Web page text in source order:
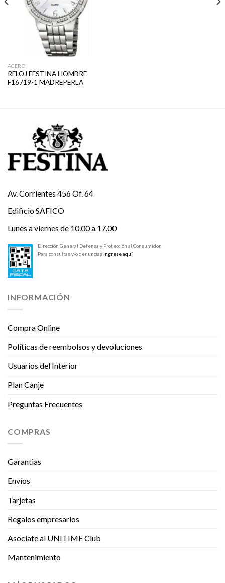
ACERO
RELOJ FESTINA HOMBRE
F16719-1 MADREPERLA
Av. Corrientes 456 Of. 64
Edificio SAFICO
Lunes a viernes de 10.00 a 17.00
Dirección General Defensa y Protección al Consumidor.
Para consultas y/o denuncias Ingrese aquí
INFORMACIÓN
Compra Online
Políticas de reembolsos y devoluciones
Usuarios del Interior
Plan Canje
Preguntas Frecuentes
COMPRAS
Garantias
Envíos
Tarjetas
Regalos empresarios
Asociate al UNITIME Club
Mantenimiento